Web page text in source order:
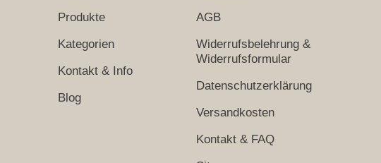
Produkte
Kategorien
Kontakt & Info
Blog
AGB
Widerrufsbelehrung &
Widerrufsformular
Datenschutzerklärung
Versandkosten
Kontakt & FAQ